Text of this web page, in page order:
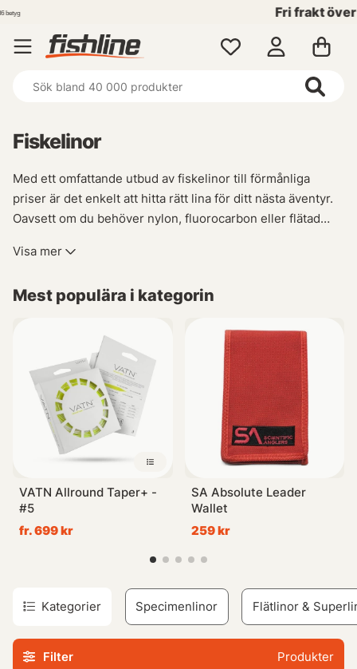
Fiskelinor
Med ett omfattande utbud av fiskelinor till förmånliga
priser är det enkelt att hitta rätt lina för ditt nästa äventyr.
Oavsett om du behöver nylon, fluorocarbon eller flätad
även specialanpassade linor såsom fluglinor och tafsar
överväldigande att välja rätt typ av lina för din specifika
experter finns här för att ge personlig vägledning baserat
på dina behov och preferenser. Så oavsett om du är
nybörjare eller erfaren sportfiskare ser vi fram emot att
hjälpa dig med allt från val av linor till själva utforskandet
ute vid vattnet!
Visa mer
Mest populära i kategorin
VATN Allround Taper+ -
#5
fr. 699 kr
SA Absolute Leader
Wallet
259 kr
Kategorier Specimenlinor Flätlinor &
Filter Produkter